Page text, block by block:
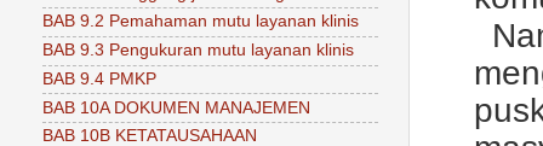
BAB 9.2 Pemahaman mutu layanan klinis
BAB 9.3 Pengukuran mutu layanan klinis
BAB 9.4 PMKP
BAB 10A DOKUMEN MANAJEMEN
BAB 10B KETATAUSAHAAN